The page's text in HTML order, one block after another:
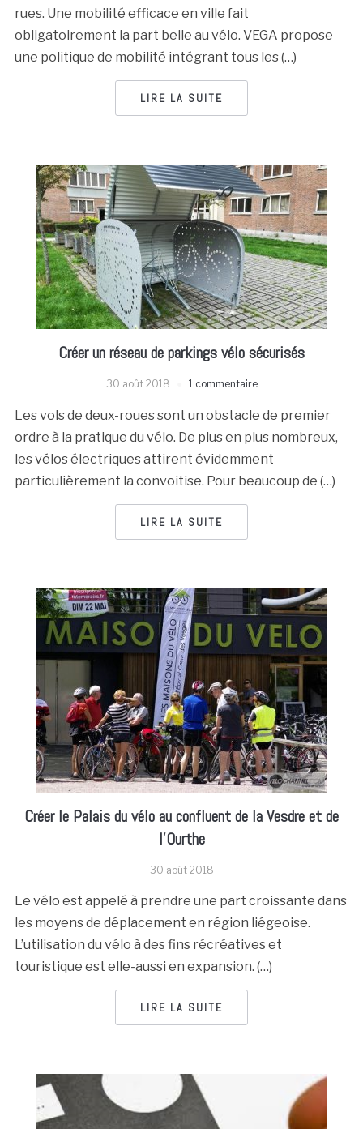
rues. Une mobilité efficace en ville fait
obligatoirement la part belle au vélo. VEGA propose
une politique de mobilité intégrant tous les (…)
LIRE LA SUITE
Créer un réseau de parkings vélo sécurisés
30 août 2018 1 commentaire
Les vols de deux-roues sont un obstacle de premier
ordre à la pratique du vélo. De plus en plus nombreux,
les vélos électriques attirent évidemment
particulièrement la convoitise. Pour beaucoup de (…)
LIRE LA SUITE
Créer le Palais du vélo au confluent de la Vesdre et de
l’Ourthe
30 août 2018
Le vélo est appelé à prendre une part croissante dans
les moyens de déplacement en région liégeoise.
L’utilisation du vélo à des fins récréatives et
touristique est elle-aussi en expansion. (…)
LIRE LA SUITE